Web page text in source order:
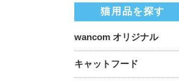
猫用品を探す
wancom オリジナル
キャットフード